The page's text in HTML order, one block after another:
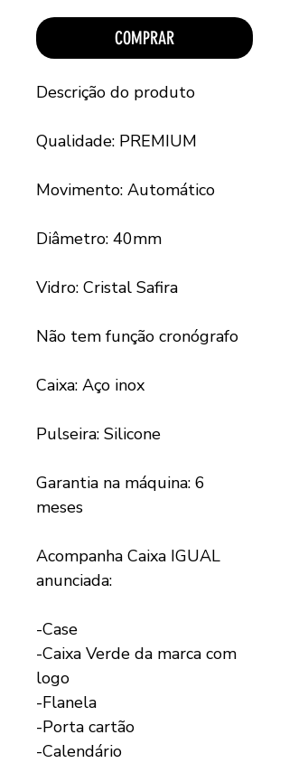
COMPRAR
Descrição do produto
Qualidade: PREMIUM
Movimento: Automático
Diâmetro: 40mm
Vidro: Cristal Safira
Não tem função cronógrafo
Caixa: Aço inox
Pulseira: Silicone
Garantia na máquina: 6
meses
Acompanha Caixa IGUAL
anunciada:
-Case
-Caixa Verde da marca com
logo
-Flanela
-Porta cartão
-Calendário